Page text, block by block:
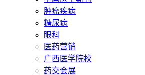
肿瘤疾病
糖尿病
眼科
医药营销
广西医学院校
药交会展